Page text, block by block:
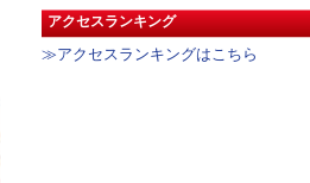
アクセスランキング
≫アクセスランキングはこちら